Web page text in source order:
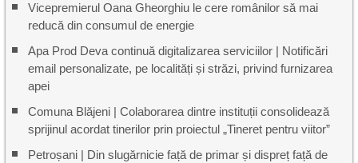
Vicepremierul Oana Gheorghiu le cere românilor să mai
reducă din consumul de energie
Apa Prod Deva continuă digitalizarea serviciilor | Notificări
email personalizate, pe localități și străzi, privind furnizarea
apei
Comuna Blăjeni | Colaborarea dintre instituții consolidează
sprijinul acordat tinerilor prin proiectul „Tineret pentru viitor”
Petroșani | Din slugărnicie față de primar și dispreț față de